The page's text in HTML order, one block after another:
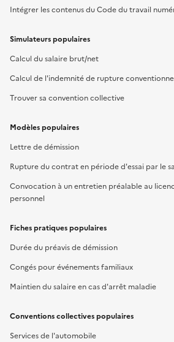
Intégrer les contenus du Code du travail
Simulateurs populaires
Calcul du salaire brut/net
Calcul de l'indemnité de rupture
Trouver sa convention collective
Modèles populaires
Lettre de démission
Rupture du contrat en période d'essai par le
Convocation à un entretien préalable au
personnel
Fiches pratiques populaires
Durée du préavis de démission
Congés pour événements familiaux
Maintien du salaire en cas d'arrêt maladie
Conventions collectives populaires
Services de l'automobile